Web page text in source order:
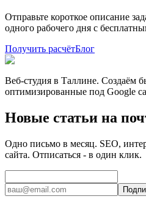
Отправьте короткое описание
одного рабочего дня с
Получить расчётБлог
Веб-студия в Таллине. Создаём
оптимизированные под Google
Новые статьи на
Одно письмо в месяц. SEO,
сайта. Отписаться - в один клик.